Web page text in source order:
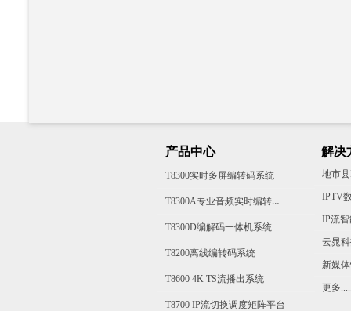
T8300实时多屏编转码系统
T8300A专业音频实时编转码系统
T8300D编解码一体机系统
T8200离线编转码系统
T8600 4K TS流播出系统
T8700 IP流切换调度矩阵平台
地市
IP流
云晁
新媒
更多
产品中心 解决